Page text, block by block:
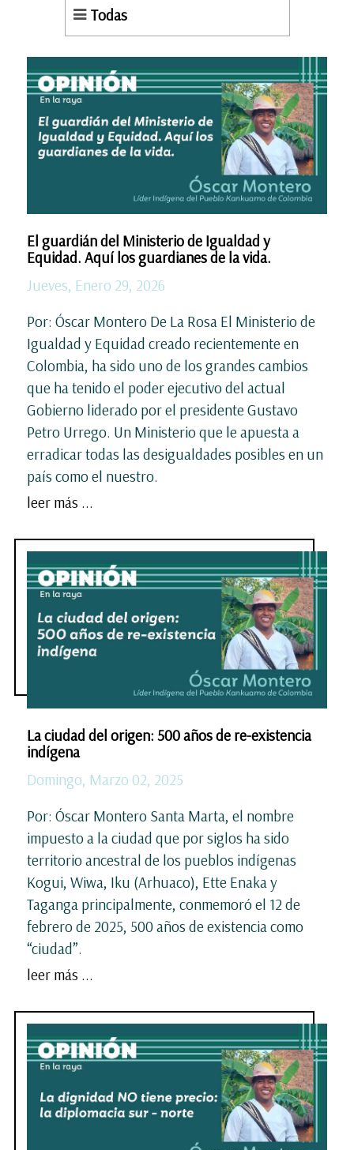
Todas
El guardián del Ministerio de Igualdad y
Equidad. Aquí los guardianes de la vida.
Jueves, Enero 29, 2026
Por: Óscar Montero De La Rosa El Ministerio de
Igualdad y Equidad creado recientemente en
Colombia, ha sido uno de los grandes cambios
que ha tenido el poder ejecutivo del actual
Gobierno liderado por el presidente Gustavo
Petro Urrego. Un Ministerio que le apuesta a
erradicar todas las desigualdades posibles en un
país como el nuestro.
leer más ...
La ciudad del origen: 500 años de re-existencia
indígena
Domingo, Marzo 02, 2025
Por: Óscar Montero Santa Marta, el nombre
impuesto a la ciudad que por siglos ha sido
territorio ancestral de los pueblos indígenas
Kogui, Wiwa, Iku (Arhuaco), Ette Enaka y
Taganga principalmente, conmemoró el 12 de
febrero de 2025, 500 años de existencia como
“ciudad”.
leer más ...